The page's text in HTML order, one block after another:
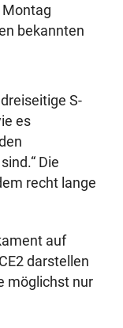
Montag
bekannten
S-
es
Die
recht lange
auf
darstellen
möglichst nur